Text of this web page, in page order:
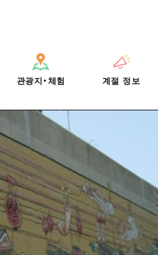
시 주변
芸)
後)
北)
(芸北)
당일치기
반나절
1박 2일
2박 3일
관광지・체험
목록
히로시마시 주변
아키(安芸)
빈고(備後)
비북(備北)
계절 정보
HIROSHIMA FREE Wi-Fi
외국인 여행자용 거리 관광안내소
자원봉사 가이드
히로시마현내 매력을 동영상으로 소개!
자주 묻는 질문
부
반나절
2박 3일
주변
동부
재해가 발생했을 때의 교통 정보
관광 안내 책자